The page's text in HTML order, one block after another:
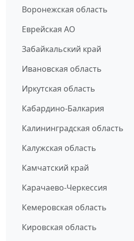
Воронежская область
Еврейская АО
Забайкальский край
Ивановская область
Иркутская область
Кабардино-Балкария
Калининградская область
Калужская область
Камчатский край
Карачаево-Черкессия
Кемеровская область
Кировская область